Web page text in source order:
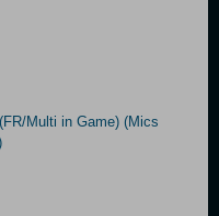
Multi in Game) (Mics